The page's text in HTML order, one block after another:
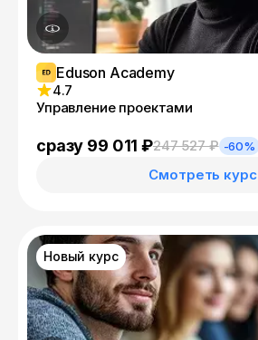
Eduson Academy
4.7
Управление проектами
сразу 99 011 ₽247 527 ₽ -60%
Смотреть курс
Новый курс